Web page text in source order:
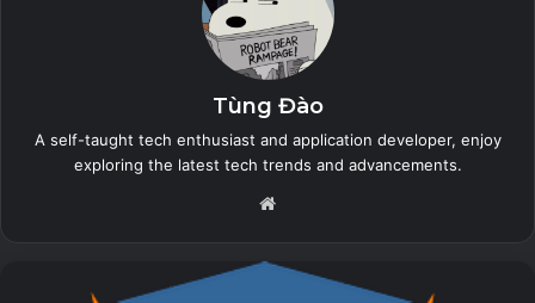
– Ghi đĩa CD/DVD và bảo mật dữ liệu
7 September, 2023
Stellar Repair for Video (All Editons
Unlocked) – Sửa chữa file video bị lỗi
5 September, 2023
qua Internet
Tùng Đào
A self-taught tech enthusiast and application developer, enjoy
exploring the latest tech trends and advancements.